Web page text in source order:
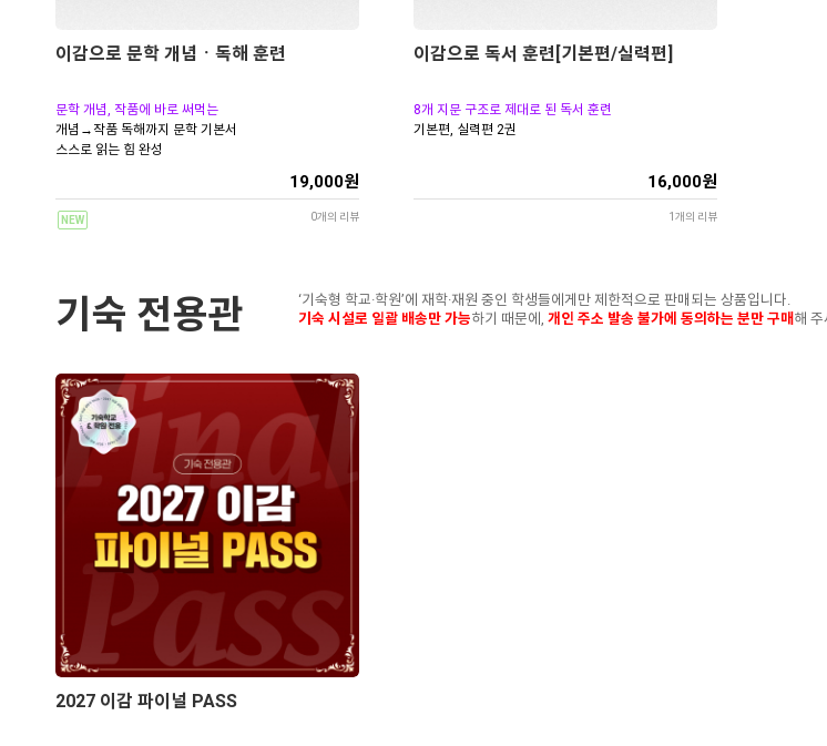
이감으로 문학 개념ㆍ독해 훈련
문학 개념, 작품에 바로 써먹는
개념→작품 독해까지 문학 기본서
스스로 읽는 힘 완성
19,000원
NEW 0개의 리뷰
이감으로 독서 훈련[기본편/실력편]
8개 지문 구조로 제대로 된 독서 훈련
기본편, 실력편 2권
16,000원
1개의 리뷰
기숙 전용관
‘기숙형 학교·학원’에 재학·재원 중인 학생들에게만 제한적으로 판매되는 상품입니다.
기숙 시설로 일괄 배송만 가능하기 때문에, 개인 주소 발송 불가에 동의하는 분만 구매 해
2027 이감 파이널 PASS